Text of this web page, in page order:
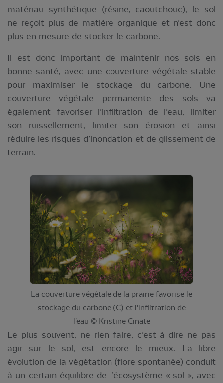
matériau synthétique (résine, caoutchouc), le sol
ne reçoit plus de matière organique et n’est donc
plus en mesure de stocker le carbone.
Il est donc important de maintenir nos sols en
bonne santé, avec une couverture végétale stable
pour maximiser le stockage du carbone. Une
couverture végétale permanente des sols va
également favoriser l’infiltration de l’eau, limiter
son ruissellement, limiter son érosion et ainsi
réduire les risques d’inondation et de glissement de
terrain.
La couverture végétale de la prairie favorise le
stockage du carbone (C) et l'infiltration de
l'eau © Kristine Cinate
Le plus souvent, ne rien faire, c’est-à-dire ne pas
agir sur le sol, est encore le mieux. La libre
évolution de la végétation (flore spontanée) conduit
à un certain équilibre de l’écosystème « sol », avec